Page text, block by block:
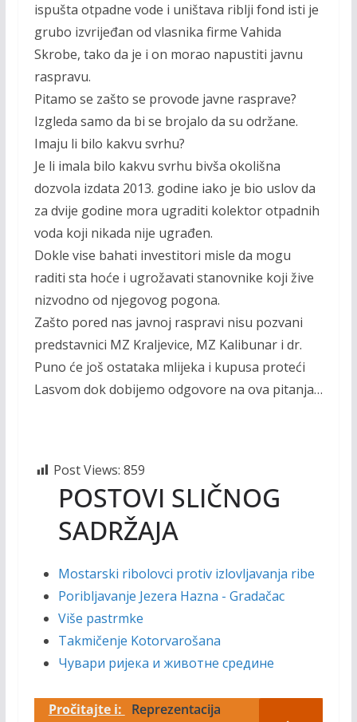
ispušta otpadne vode i uništava riblji fond isti je
grubo izvrijeđan od vlasnika firme Vahida
Skrobe, tako da je i on morao napustiti javnu
raspravu.
Pitamo se zašto se provode javne rasprave?
Izgleda samo da bi se brojalo da su održane.
Imaju li bilo kakvu svrhu?
Je li imala bilo kakvu svrhu bivša okolišna
dozvola izdata 2013. godine iako je bio uslov da
za dvije godine mora ugraditi kolektor otpadnih
voda koji nikada nije ugrađen.
Dokle vise bahati investitori misle da mogu
raditi sta hoće i ugrožavati stanovnike koji žive
nizvodno od njegovog pogona.
Zašto pored nas javnoj raspravi nisu pozvani
predstavnici MZ Kraljevice, MZ Kalibunar i dr.
Puno će još ostataka mlijeka i kupusa proteći
Lasvom dok dobijemo odgovore na ova pitanja…
Post Views: 859
POSTOVI SLIČNOG
SADRŽAJA
Mostarski ribolovci protiv izlovljavanja ribe
Poribljavanje Jezera Hazna - Gradačac
Više pastrmke
Takmičenje Kotorvarošana
Чувари ријека и животне средине
Pročitajte i:
Reprezentacija